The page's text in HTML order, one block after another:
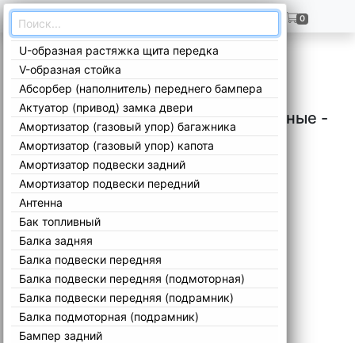
ГЛАВНАЯ +7(909)299-02-99 0
Главная/Каталог/Mini/ Остальные/Остальные -
U-образная растяжка щита передка
V-образная стойка
Абсорбер (наполнитель) переднего бампера
Актуатор (привод) замка двери
Амортизатор (газовый упор) багажника
Амортизатор (газовый упор) капота
Амортизатор подвески задний
Амортизатор подвески передний
Антенна
Бак топливный
Балка задняя
Балка подвески передняя
Балка подвески передняя (подмоторная)
Балка подвески передняя (подрамник)
Балка подмоторная (подрамник)
Бампер задний
Запчасти Mini Остальные Остальные -